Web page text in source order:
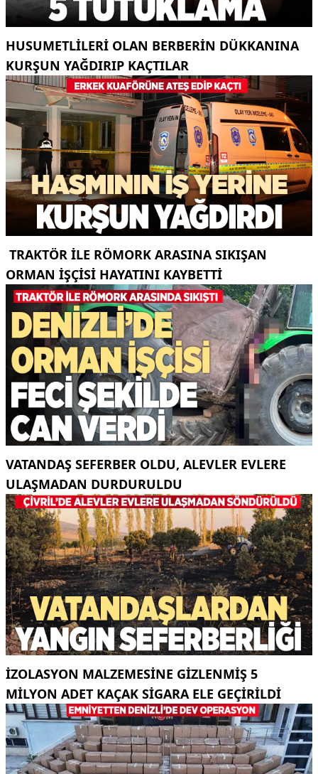
HUSUMETLILERI OLAN BERBERIN DÜKKANINA
KURŞUN YAĞDIRIP KAÇTILAR
TRAKTÖR ILE RÖMORK ARASINA SIKIŞAN
ORMAN IŞÇISI HAYATINI KAYBETTI
VATANDAŞ SEFERBER OLDU, ALEVLER EVLERE
ULAŞMADAN DURDURULDU
İZOLASYON MALZEMESINE GIZLENMIŞ 5
MILYON ADET KAÇAK SIGARA ELE GEÇIRILDI